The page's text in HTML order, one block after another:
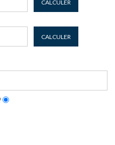
CALCULER
CALCULER